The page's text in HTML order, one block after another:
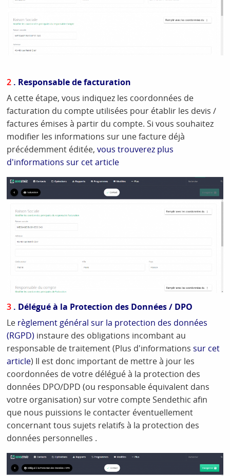
2 . Responsable de facturation
A cette étape, vous indiquez les coordonnées de
facturation du compte utilisées pour établir les devis /
factures émises à partir du compte. Si vous souhaitez
modifier les informations sur une facture déjà
précédemment éditée,vous trouverez plus
d'informations sur cet article
3 . Délégué à la Protection des Données / DPO
Le règlement général sur la protection des données
(RGPD) instaure des obligations incombant au
responsable de traitement (Plus d'informationssur cet
article) Il est donc important de mettre à jour les
coordonnées de votre délégué à la protection des
données DPO/DPD (ou responsable équivalent dans
votre organisation) sur votre compte Sendethic afin
que nous puissions le contacter éventuellement
concernant tous sujets relatifs à la protection des
données personnelles .